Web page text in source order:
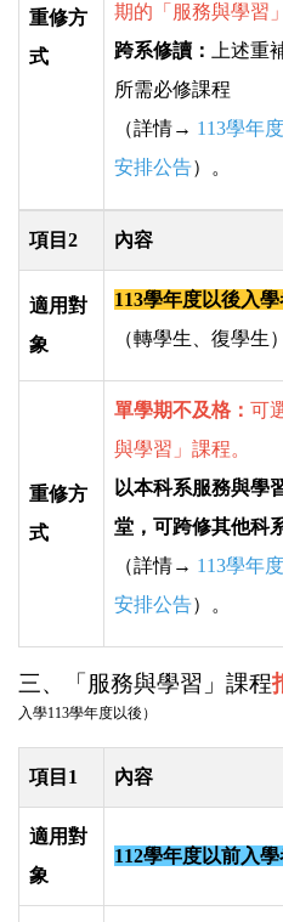
重修方
式
期的「服務與學習
跨系修讀：
上述重
所需必修課程
（詳情→ 113學年
安排公告）。
項目2 內容
適用對
象
113學年度以後入
（轉學生、復學生
重修方
式
單學期不及格： 可
與學習」課程。
以本科系服務與學
堂，可跨修其他科
（詳情→ 113學年
安排公告）。
三、「服務與學習」課程
入學113學年度以後）
項目1 內容
適用對
象
112學年度以前入